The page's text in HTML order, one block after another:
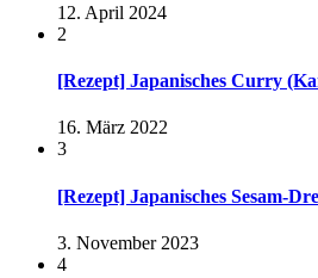
12. April 2024
2
[Rezept] Japanisches Curry
16. März 2022
3
[Rezept] Japanisches Sesam-
3. November 2023
4